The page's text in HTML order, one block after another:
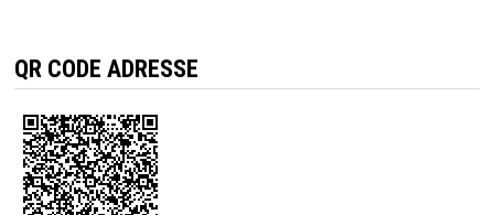
QR CODE ADRESSE